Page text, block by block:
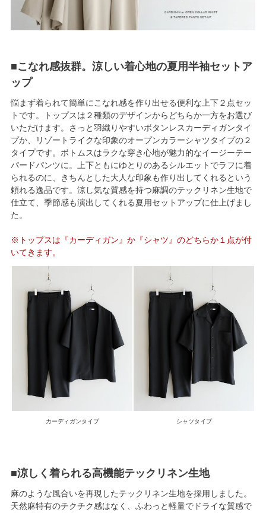
■こなれ感抜群。涼しい着心地の夏用半袖セットア
ップ
悩まず着られて簡単にこなれ感を作り出せる便利な上下２点セッ
トです。トップスは２種類のデザインからどちらか一方をお選び
いただけます。さっと羽織りやすいボタンレスカーディガンタイ
プか、リゾートライクな印象のオープンカラーシャツタイプの２
タイプです。ボトムスはラクな穿き心地が魅力的なイージーテー
パードパンツに。上下ともにゆとりのあるシルエットでラフに着
られるのに、きちんとした大人な印象も作り出してくれるという
頼れる逸品です。涼し気な質感を持つ麻調のテックリネン生地で
仕立て、季節感も演出してくれる夏用セットアップに仕上げまし
た。
※トップスは『カーディガン』か『シャツ』のどちらか１点が付
いてきます。
カーディガンタイプ シャツタイプ
■涼しく着られる高機能テックリネン生地
麻のような風合いを再現したテックリネン生地を採用しました。
天然麻特有のチクチク感はなく、ふわっと軽量でドライな質感で